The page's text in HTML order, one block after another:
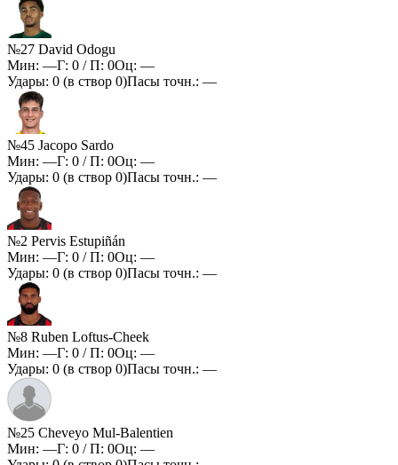
№27 David Odogu
Мин: —Г: 0 / П: 0Оц: —
Удары: 0 (в створ 0)Пасы точн.: —
№45 Jacopo Sardo
Мин: —Г: 0 / П: 0Оц: —
Удары: 0 (в створ 0)Пасы точн.: —
№2 Pervis Estupiñán
Мин: —Г: 0 / П: 0Оц: —
Удары: 0 (в створ 0)Пасы точн.: —
№8 Ruben Loftus-Cheek
Мин: —Г: 0 / П: 0Оц: —
Удары: 0 (в створ 0)Пасы точн.: —
№25 Cheveyo Mul-Balentien
Мин: —Г: 0 / П: 0Оц: —